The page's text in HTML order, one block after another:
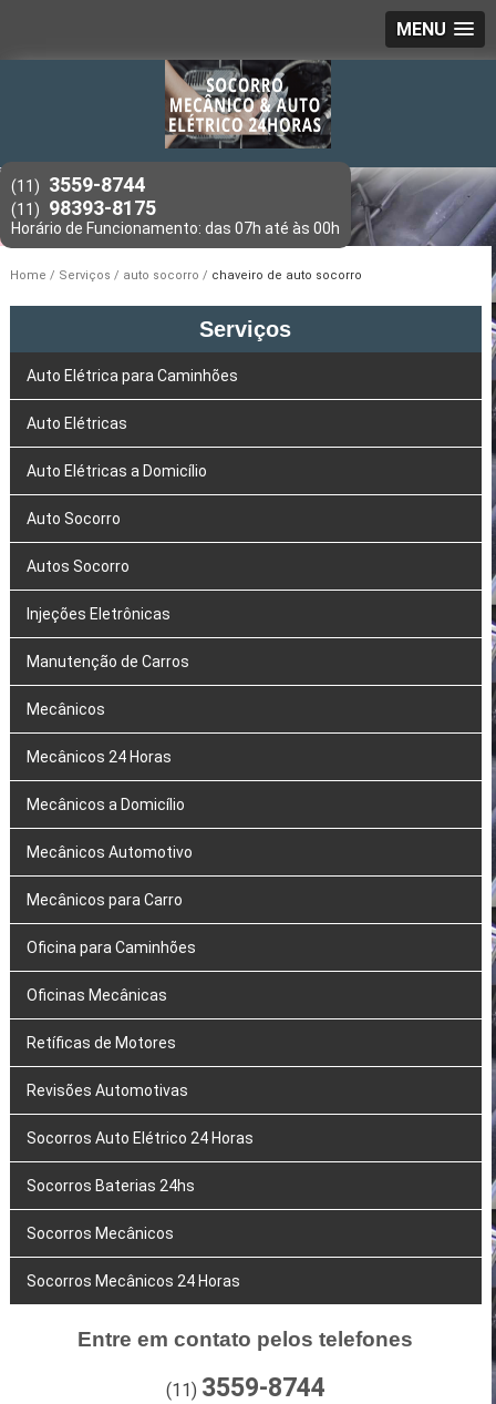
MENU
(11) 3559-8744
(11) 98393-8175
Home Serviços auto socorro chaveiro de auto socorro
Serviços
Auto Elétrica para Caminhões
Auto Elétricas
Auto Elétricas a Domicílio
Auto Socorro
Autos Socorro
Injeções Eletrônicas
Manutenção de Carros
Mecânicos
Mecânicos 24 Horas
Mecânicos a Domicílio
Mecânicos Automotivo
Mecânicos para Carro
Oficina para Caminhões
Oficinas Mecânicas
Retíficas de Motores
Revisões Automotivas
Socorros Auto Elétrico 24 Horas
Socorros Baterias 24hs
Socorros Mecânicos
Socorros Mecânicos 24 Horas
Entre em contato pelos telefones
(11) 3559-8744